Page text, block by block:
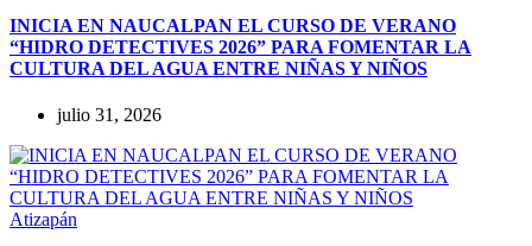
INICIA EN NAUCALPAN EL CURSO DE VERANO
“HIDRO DETECTIVES 2026” PARA FOMENTAR LA
CULTURA DEL AGUA ENTRE NIÑAS Y NIÑOS
julio 31, 2026
Atizapán